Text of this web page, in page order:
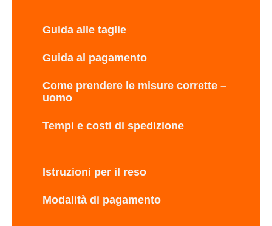
Guida alle taglie
Guida al pagamento
Come prendere le misure corrette –
uomo
Tempi e costi di spedizione
Istruzioni per il reso
Modalità di pagamento